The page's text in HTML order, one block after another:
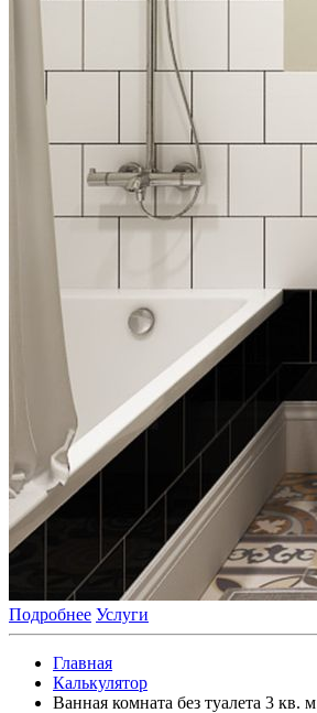
Подробнее Услуги
Главная
Калькулятор
Ванная комната без туалета 3 кв. м